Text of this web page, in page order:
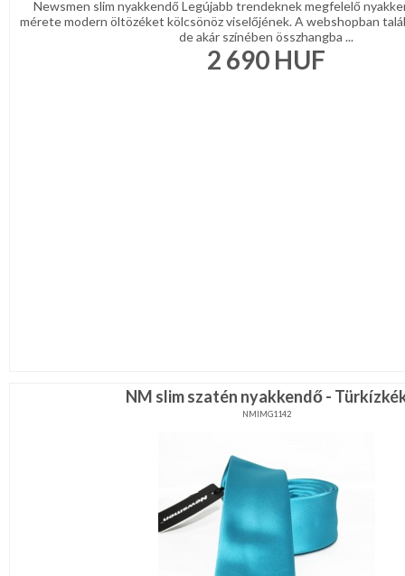
Newsmen slim nyakkendő Legújabb trendeknek megfelelő
mérete modern öltözéket kölcsönöz viselőjének. A webshopban
de akár színében összhangba ...
2 690 HUF
NM slim szatén nyakkendő -
NMIMG1142